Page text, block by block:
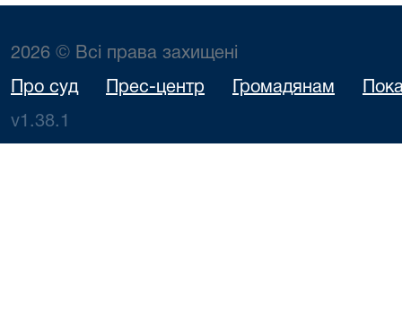
2026 © Всі права захищені
Про суд Прес-центр Громадянам
v1.38.1